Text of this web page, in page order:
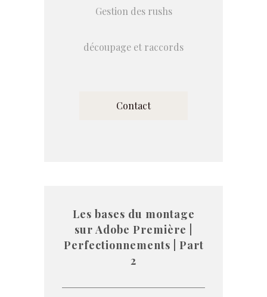
Gestion des rushs
découpage et raccords
Contact
Les bases du montage
sur Adobe Première |
Perfectionnements | Part
2